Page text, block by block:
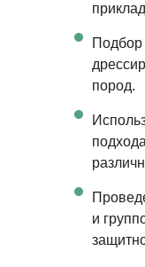
Подбор
пород.
и